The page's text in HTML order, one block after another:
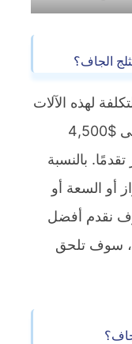
الجاف؟
لهذه الآلات
من $850 للنماذج الأصغر حجمًا إلى $4,500
بالنسبة
أو السعة أو
نقدم أفضل
سوف تلحق